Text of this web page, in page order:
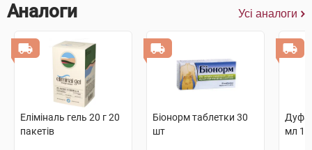
Аналоги Усі аналоги
Еліміналь гель 20 г 20
пакетів
Біонорм таблетки 30
шт
мл 15